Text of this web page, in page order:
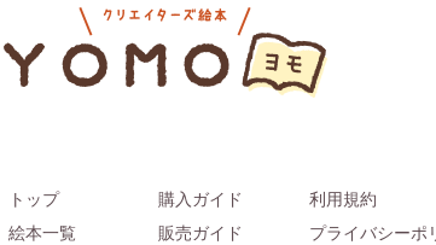
トップ
絵本一覧
購入ガイド
販売ガイド
利用規約
プライバシーポ